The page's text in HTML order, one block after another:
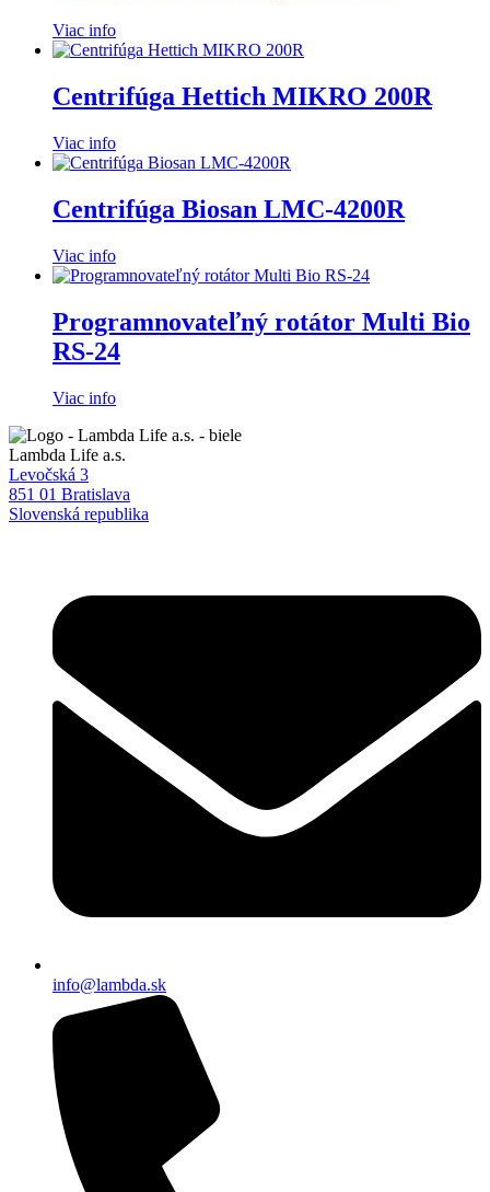
Viac info
Centrifúga Hettich MIKRO 200R
Viac info
Centrifúga Biosan LMC-4200R
Viac info
Programnovateľný rotátor Multi Bio
RS-24
Viac info
Lambda Life a.s.
Levočská 3
851 01 Bratislava
Slovenská republika
info@lambda.sk